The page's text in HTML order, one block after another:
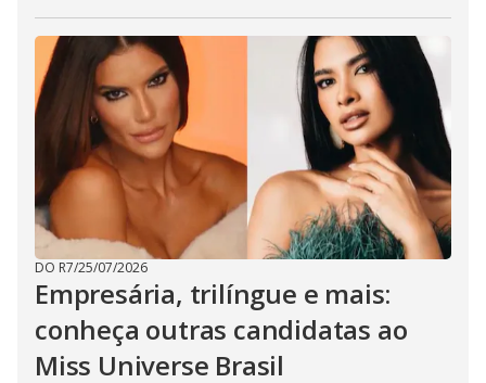
DO R7/25/07/2026
Empresária, trilíngue e mais:
conheça outras candidatas ao
Miss Universe Brasil